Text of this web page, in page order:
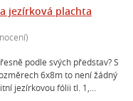
jezírková plachta
podle svých představ? S
6x8m to není žádný
jezírkovou fólii tl. 1,...